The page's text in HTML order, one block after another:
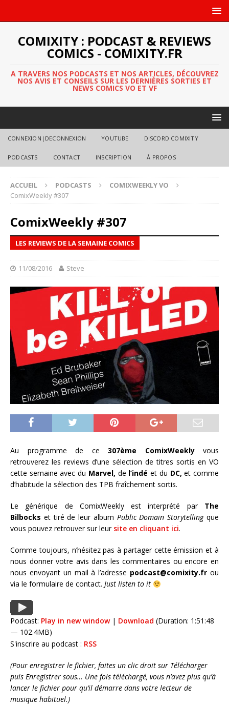
COMIXITY : PODCAST & REVIEWS
COMICS - COMIXITY.FR
A TRAVERS NOS PODCASTS ET NOS ARTICLES, DÉCOUVREZ
NOS AVIS ET CONSEILS SUR LES DERNIÈRES SORTIES ET
NEWS COMICS VO ET VF
CONNEXION|DECONNEXION YOUTUBE DISCORD COMIXITY
PODCASTS CONTACT INSCRIPTION À PROPOS
ACCUEIL PODCASTS
COMIXWEEKLY VO
ComixWeekly #307
ComixWeekly #307
LES REVIEWS DE LA SEMAINE COMICS
11/08/2016 Steve
Au programme de ce 307ème ComixWeeklyvous
retrouverez les reviews d’une sélection de titres sortis en VO
cette semaine avec du Marvel, de l’indé et du DC, et comme
d’habitude la sélection des TPB fraîchement sortis.
Le générique de ComixWeekly est interprété par The
Bilbocks et tiré de leur album Public Domain Storytellingque
vous pouvez retrouver sur leursite en cliquant ici.
Comme toujours, n’hésitez pas à partager cette émission et à
nous donner votre avis dans les commentaires ou encore en
nous envoyant un mail à l’adresse podcast@comixity.fr ou
via le formulaire de contact. Just listen to it
Podcast: Play in new window| Download (Duration: 1:51:48
— 102.4MB)
S'inscrire au podcast : RSS
(Pour enregistrer le fichier, faites un clic droit sur Télécharger
puis Enregistrer sous… Une fois téléchargé, vous n’avez plus qu’à
lancer le fichier pour qu’il démarre dans votre lecteur de
musique habituel.)